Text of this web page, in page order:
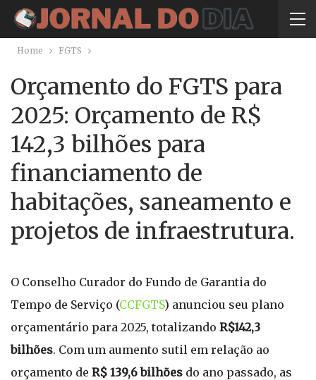
Home FGTS
Orçamento do FGTS para
2025: Orçamento de R$
142,3 bilhões para
financiamento de
habitações, saneamento e
projetos de infraestrutura.
O Conselho Curador do Fundo de Garantia do
Tempo de Serviço (CCFGTS) anunciou seu plano
orçamentário para 2025, totalizando R$142,3
bilhões. Com um aumento sutil em relação ao
orçamento de R$ 139,6 bilhões do ano passado, as